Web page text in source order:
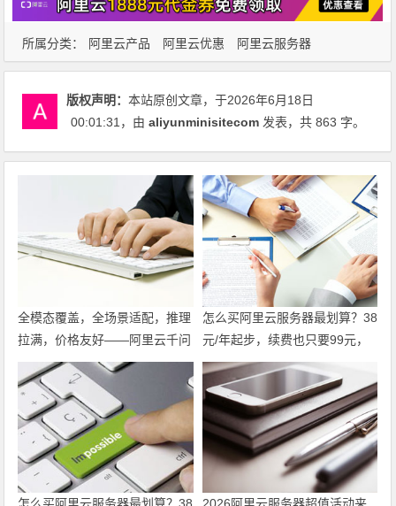
所属分类： 阿里云产品 阿里云优惠 阿里云服务器
版权声明：本站原创文章，于2026年6月18日
00:01:31 ，由aliyunminisitecom 发表，共 863 字。
全模态覆盖，全场景适配，推理
拉满，价格友好——阿里云千问
大模型，企业AI落地，选它就对
了。领代金券
怎么买阿里云服务器最划算？38
元/年起步，续费也只要99元，
这份省钱攻略请收好 领代金券